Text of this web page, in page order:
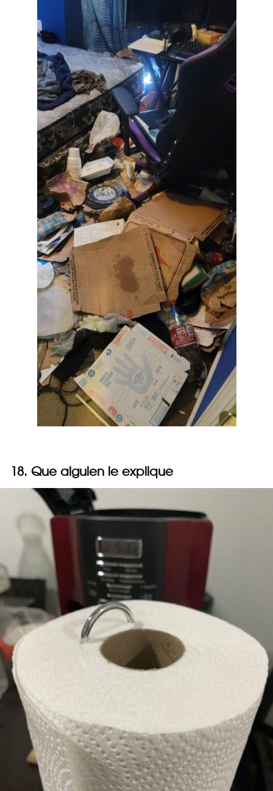
18. Que alguien le explique